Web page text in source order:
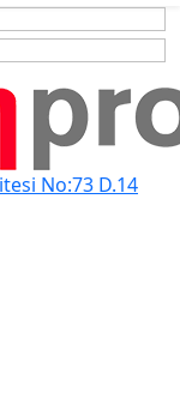
No:73 D.14